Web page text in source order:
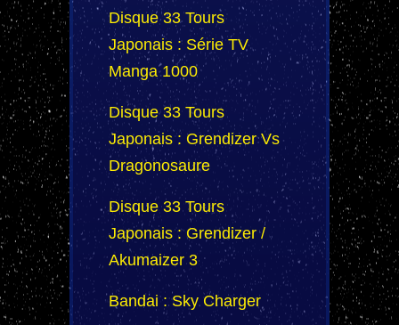
Disque 33 Tours
Japonais : Série TV
Manga 1000
Disque 33 Tours
Japonais : Grendizer Vs
Dragonosaure
Disque 33 Tours
Japonais : Grendizer /
Akumaizer 3
Bandai : Sky Charger